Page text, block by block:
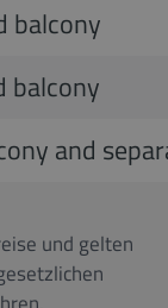
balcony
balcony
and
und gelten